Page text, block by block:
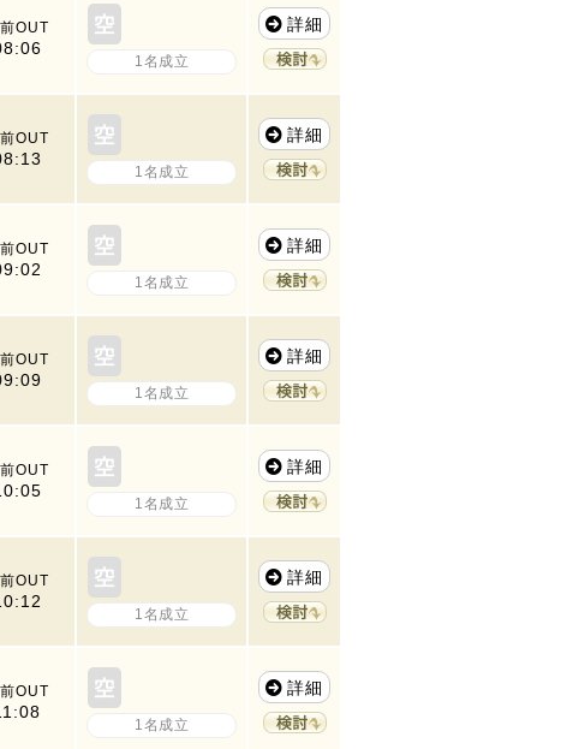
OUT
1名成立
詳細
OUT
1名成立
詳細
OUT
1名成立
詳細
OUT
1名成立
詳細
OUT
1名成立
詳細
OUT
1名成立
詳細
OUT
1名成立
詳細